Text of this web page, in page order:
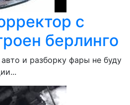
с
берлинго
и разборку фары не буду